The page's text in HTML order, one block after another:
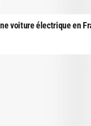
voiture électrique en